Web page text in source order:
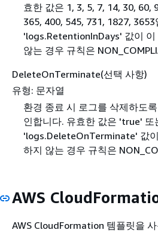
효한 값은 1, 3, 5, 7, 14, 30, 60,
365, 400, 545, 731, 1827, 3653
'logs.RetentionInDays' 값이 이
않는 경우 규칙은
DeleteOnTerminate(선택 사항)
유형: 문자열
환경 종료 시 로그를 삭제하도
인합니다. 유효한 값은 'true'
'logs.DeleteOnTerminate' 값
하지 않는 경우 규칙은
AWS
AWS CloudFormation 템플릿을